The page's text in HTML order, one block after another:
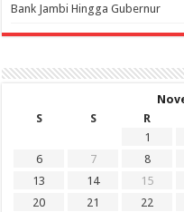
Bank Jambi Hingga Gubernur ‎
S
S R
1
6
7 8
13
14 15
20
21 22